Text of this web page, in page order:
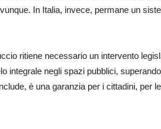
In Italia, invece, permane un
ritiene necessario un intervento
integrale negli spazi pubblici,
è una garanzia per i cittadini, per